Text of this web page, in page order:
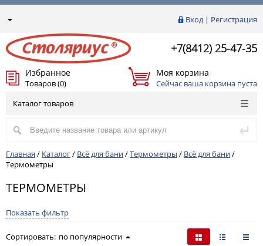
Вход| Регистрация
+7(8412) 25-47-35
Избранное
Товаров (0)
Моя корзина
Сейчас ваша корзина пуста
Каталог товаров
Главная / Каталог/ Всё для бани/Термометры / Всё для бани/
Термометры
ТЕРМОМЕТРЫ
Показать фильтр
Сортировать: по популярности